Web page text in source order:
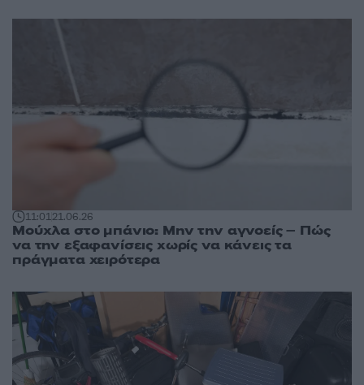
11:0121.06.26
Μούχλα στο μπάνιο: Μην την αγνοείς – Πώς
να την εξαφανίσεις χωρίς να κάνεις τα
πράγματα χειρότερα